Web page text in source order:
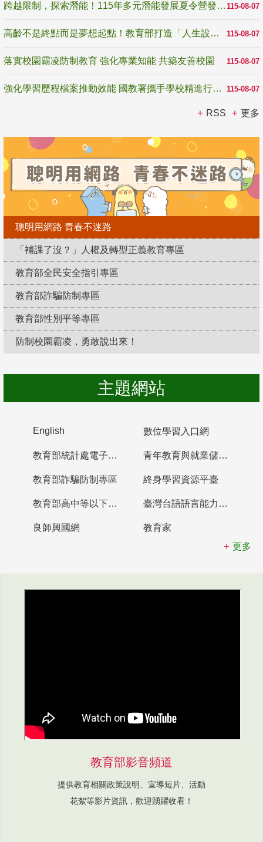
115-08-07
跨越限制，探索潛能！115年多元潛能發展夏令營發掘生命無限可能
115-08-07
高齡不是終點而是夢想起點！教育部打造「人生設計夢工場」 參展第3屆高齡健康產業博覽會
115-08-07
落實校園霸凌防制教育 強化專業知能 共築友善校園
115-08-07
強化學習歷程檔案推動效能 國教署攜手學校精進行政與教學支持
RSS 更多
聰明用網路 青春不迷路
「補課了沒？」人權及轉型正義教育專區
教育部全民安全指引專區
教育部詐騙防制專區
教育部性別平等專區
防制校園霸凌，勇敢說出來！
主題網站
English 數位學習入口網
教育部統計處電子書櫃 青年教育與就業儲蓄帳戶
教育部詐騙防制專區 終身學習資源平臺
教育部高中等以下學校及幼兒園教師資格檢定考試 臺灣台語語言能力認證網站
良師興國網
教育家
更多
教育部影音頻道
提供教育相關政策說明、宣導短片、活動
花絮等影片資訊，歡迎踴躍收看！